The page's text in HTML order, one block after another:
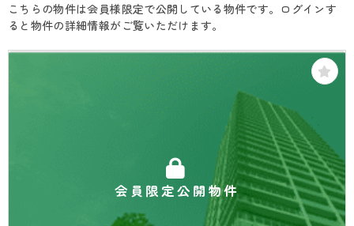
こちらの物件は会員様限定で公開している物件です。ログインす
ると物件の詳細情報がご覧いただけます。
会員限定公開物件